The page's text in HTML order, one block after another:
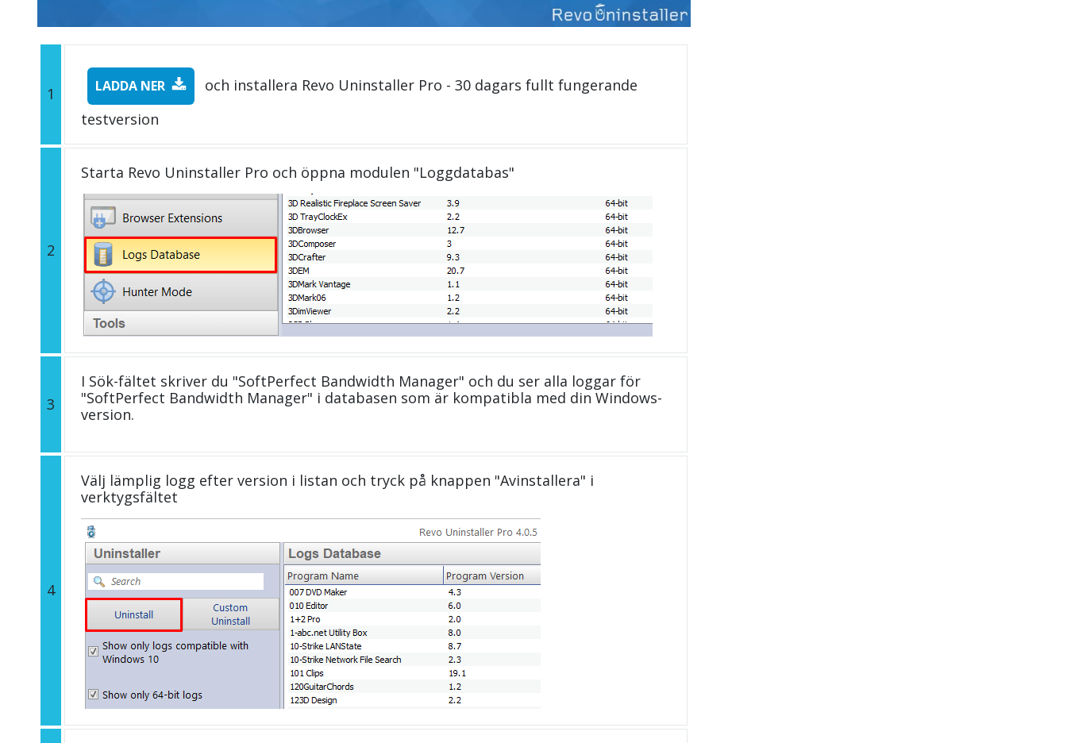
1 LADDA NER
och installera Revo Uninstaller Pro - 30 dagars fullt fungerande
testversion
2
Starta Revo Uninstaller Pro och öppna modulen "Loggdatabas"
3
I Sök-fältet skriver du "SoftPerfect Bandwidth Manager" och du ser alla loggar för
"SoftPerfect Bandwidth Manager" i databasen som är kompatibla med din Windows-
version.
4
Välj lämplig logg efter version i listan och tryck på knappen "Avinstallera" i
verktygsfältet